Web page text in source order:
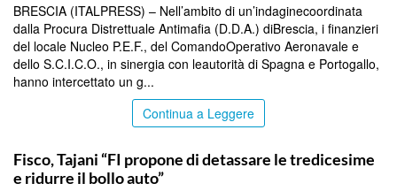
BRESCIA (ITALPRESS) – Nell’ambito di un’indaginecoordinata
dalla Procura Distrettuale Antimafia (D.D.A.) diBrescia, i finanzieri
del locale Nucleo P.E.F., del ComandoOperativo Aeronavale e
dello S.C.I.C.O., in sinergia con leautorità di Spagna e Portogallo,
hanno intercettato un g...
Continua a Leggere
Fisco, Tajani “FI propone di detassare le tredicesime
e ridurre il bollo auto”